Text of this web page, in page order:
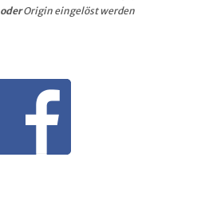
oderOrigin eingelöst werden